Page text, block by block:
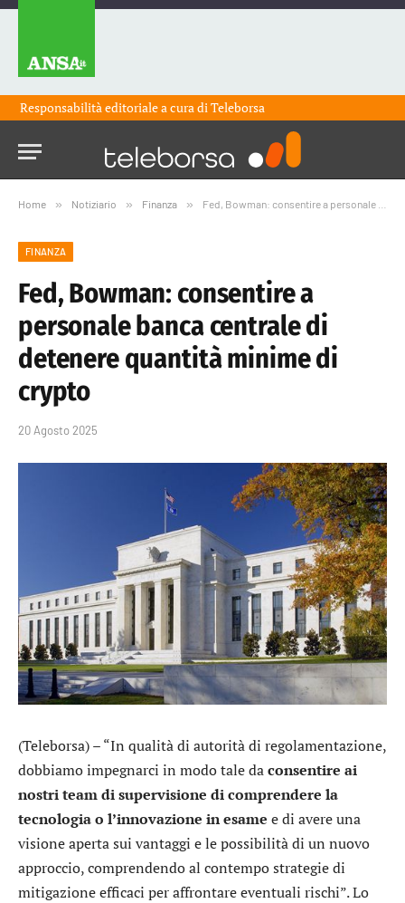
Responsabilità editoriale a cura diTeleborsa
Home » Notiziario » Finanza » Fed, Bowman: consentire a personale banca centrale di detenere quantità minime di crypto
FINANZA
Fed, Bowman: consentire a
personale banca centrale di
detenere quantità minime di
crypto
20 Agosto 2025
(Teleborsa) – “In qualità di autorità di regolamentazione,
dobbiamo impegnarci in modo tale daconsentire ai
nostri team di supervisione di comprendere la
tecnologia o l’innovazione in esame e di avere una
visione aperta sui vantaggi e le possibilità di un nuovo
approccio, comprendendo al contempo strategie di
mitigazione efficaci per affrontare eventuali rischi”. Lo